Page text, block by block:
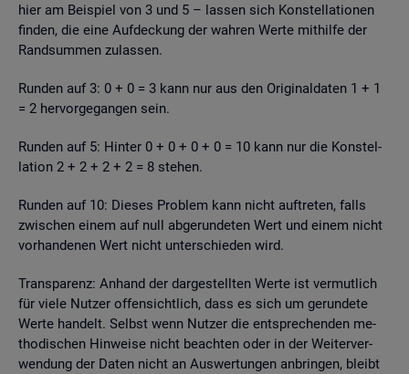
hier am Bei­spiel von 3 und 5 – las­sen sich Kon­stel­la­tio­nen
fin­den, die eine Auf­de­ckung der wah­ren Werte mit­hil­fe der
Rand­sum­men zu­las­sen.
Run­den auf 3: 0 + 0 = 3 kann nur aus den Ori­gi­nal­da­ten 1 + 1
= 2 her­vor­ge­gan­gen sein.
Run­den auf 5: Hin­ter 0 + 0 + 0 + 0 = 10 kann nur die Kon­stel­
la­ti­on 2 + 2 + 2 + 2 = 8 ste­hen.
Run­den auf 10: Die­ses Pro­blem kann nicht auf­tre­ten, falls
zwi­schen einem auf null ab­ge­run­de­ten Wert und einem nicht
vor­han­de­nen Wert nicht un­ter­schie­den wird.
Trans­pa­renz: An­hand der dar­ge­stell­ten Werte ist ver­mut­lich
für viele Nut­zer of­fen­sicht­lich, dass es sich um ge­run­de­te
Werte han­delt. Selbst wenn Nut­zer die ent­spre­chen­den me­
tho­di­schen Hin­wei­se nicht be­ach­ten oder in der Wei­ter­ver­
wen­dung der Daten nicht an Aus­wer­tun­gen an­brin­gen, bleibt